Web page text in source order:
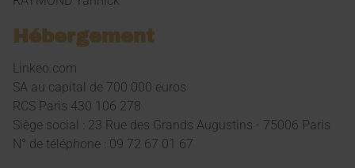
Hébergement
Linkeo.com
SA au capital de 700 000 euros
RCS Paris 430 106 278
Siège social : 23 Rue des Grands Augustins - 75006 Paris
N° de téléphone : 09 72 67 01 67